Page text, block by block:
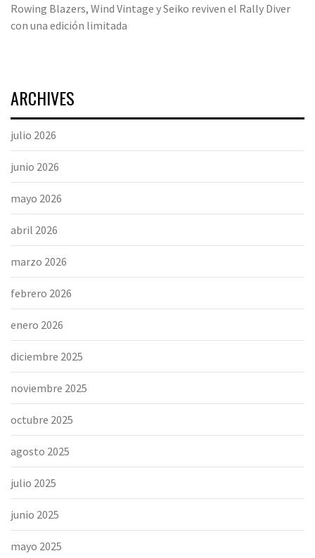
Rowing Blazers, Wind Vintage y Seiko reviven el Rally Diver
con una edición limitada
ARCHIVES
julio 2026
junio 2026
mayo 2026
abril 2026
marzo 2026
febrero 2026
enero 2026
diciembre 2025
noviembre 2025
octubre 2025
agosto 2025
julio 2025
junio 2025
mayo 2025